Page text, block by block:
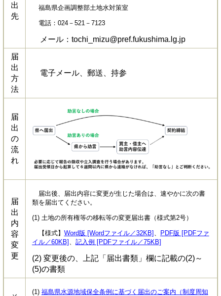
出
先
福島県企画調整部土地水対策室
電話：024－521－7123
メール：tochi_mizu@pref.fukushima.lg.jp
届
出
方
法
電子メール、郵送、持参
届
出
の
流
れ
届
出
内
容
変
更
届出後、届出内容に変更が生じた場合は、速やかに次の書
類を届出てください。
(1) 土地の所有権等の移転等の変更届出書（様式第2号）
【様式】 Word版 [Wordファイル／32KB]
PDF版 [PDFファ
イル／60KB]
記入例 [PDFファイル／75KB]
(2) 変更後の、上記「届出書類」欄に記載の(2)～
(5)の書類
(1) 福島県水源地域保全条例に基づく届出のご案内（制度周知